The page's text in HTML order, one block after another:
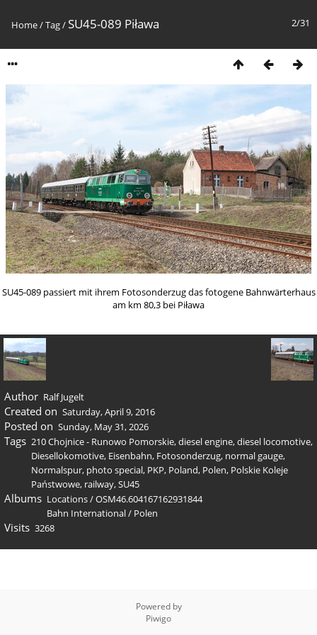
2/31
Home/Tag/ SU45-089 Piława
SU45-089 passiert mit ihrem Fotosonderzug das fotogene Bahnwärterhaus
am km 80,3 bei Piława
Author Ralf Jugelt
Created on Saturday, April 9, 2016
Posted on Sunday, May 31, 2026
Tags 210 Chojnice - Runowo Pomorskie,diesel engine,diesel locomotive,
Diesellokomotive, Eisenbahn, Fotosonderzug, normal gauge,
Normalspur, photo special, PKP, Poland, Polen, Polskie Koleje
Państwowe, railway,SU45
Albums Locations/OSM46.604167162931844
Bahn International/ Polen
Visits 3268
Powered by
Piwigo